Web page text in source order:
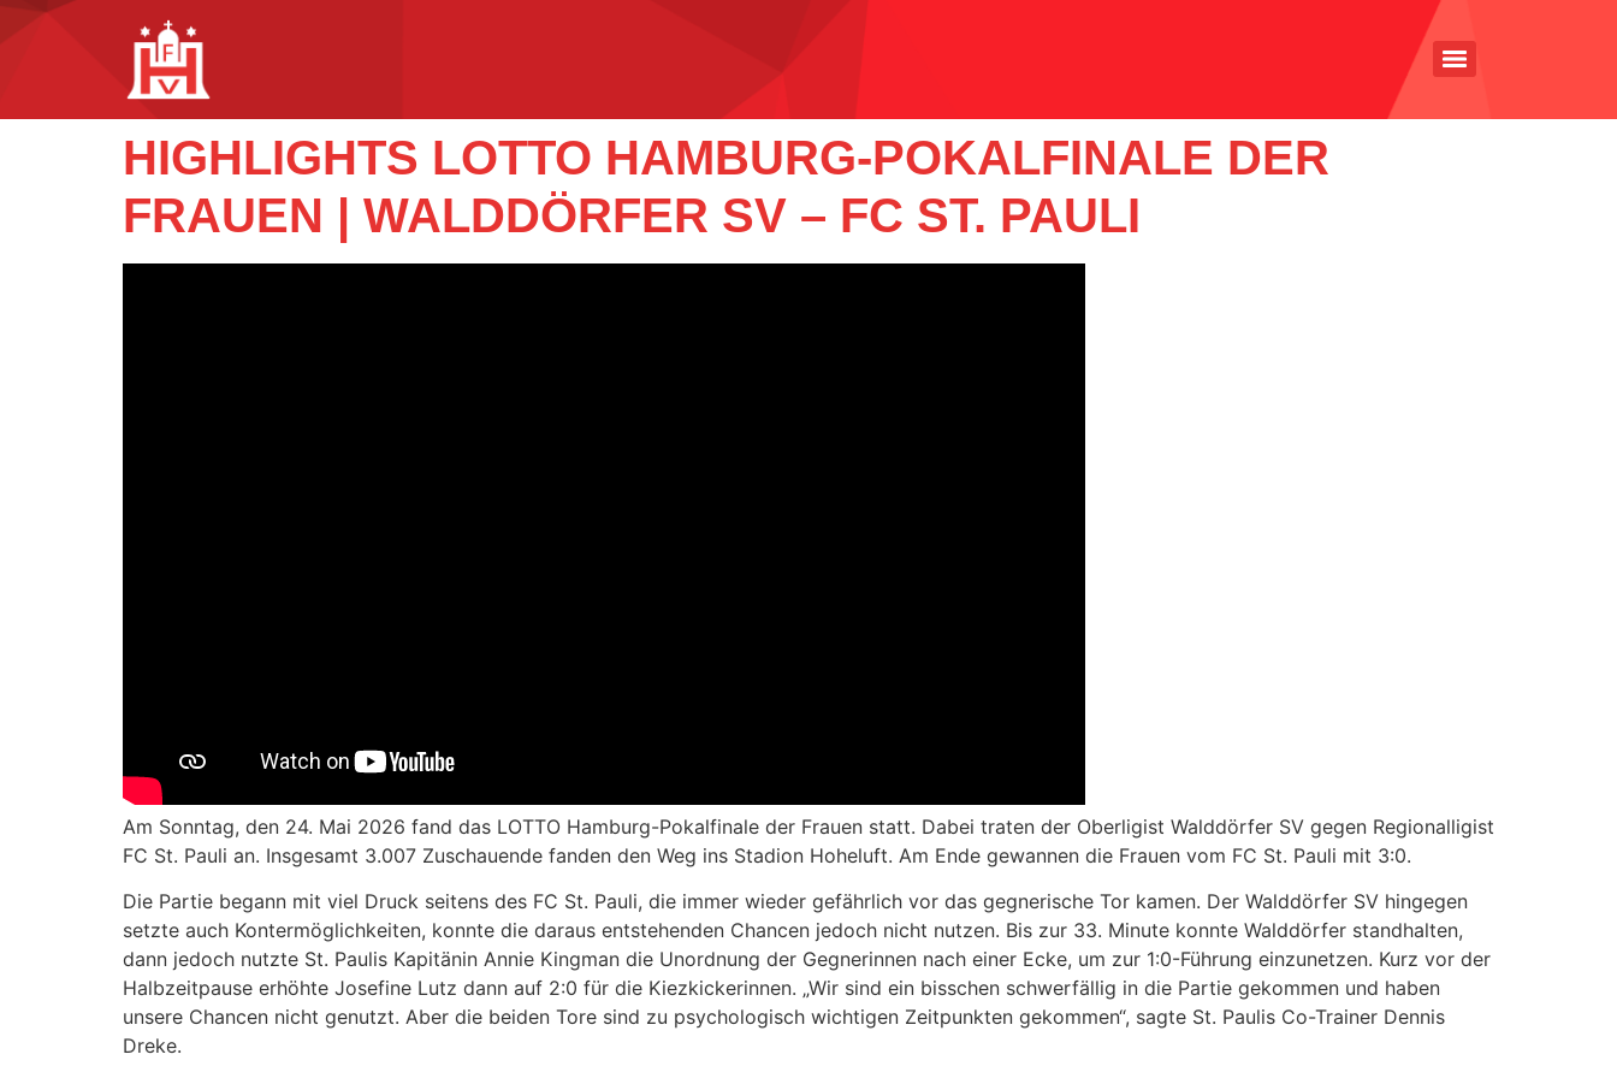
HIGHLIGHTS LOTTO HAMBURG-POKALFINALE DER
FRAUEN | WALDDÖRFER SV – FC ST. PAULI
Am Sonntag, den 24. Mai 2026 fand das LOTTO Hamburg-Pokalfinale der Frauen statt. Dabei traten der Oberligist Walddörfer SV gegen Regionalligist
FC St. Pauli an. Insgesamt 3.007 Zuschauende fanden den Weg ins Stadion Hoheluft. Am Ende gewannen die Frauen vom FC St. Pauli mit 3:0.
Die Partie begann mit viel Druck seitens des FC St. Pauli, die immer wieder gefährlich vor das gegnerische Tor kamen. Der Walddörfer SV hingegen
setzte auch Kontermöglichkeiten, konnte die daraus entstehenden Chancen jedoch nicht nutzen. Bis zur 33. Minute konnte Walddörfer standhalten,
dann jedoch nutzte St. Paulis Kapitänin Annie Kingman die Unordnung der Gegnerinnen nach einer Ecke, um zur 1:0-Führung einzunetzen. Kurz vor der
Halbzeitpause erhöhte Josefine Lutz dann auf 2:0 für die Kiezkickerinnen. „Wir sind ein bisschen schwerfällig in die Partie gekommen und haben
unsere Chancen nicht genutzt. Aber die beiden Tore sind zu psychologisch wichtigen Zeitpunkten gekommen“, sagte St. Paulis Co-Trainer Dennis
Dreke.